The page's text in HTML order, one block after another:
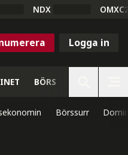
NDX
Logga in
BÖRS
Börssurr